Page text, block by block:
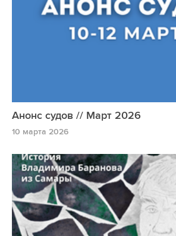
Анонс судов // Март 2026
10 марта 2026